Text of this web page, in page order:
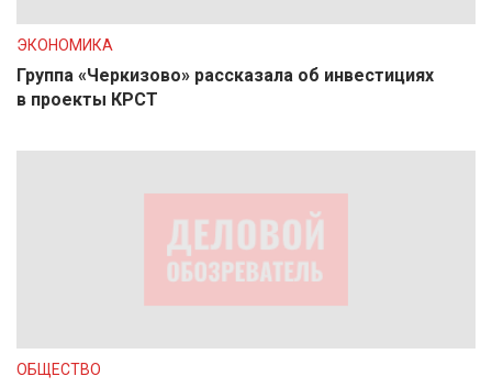
ЭКОНОМИКА
Группа «Черкизово» рассказала об инвестициях
в проекты КРСТ
ОБЩЕСТВО